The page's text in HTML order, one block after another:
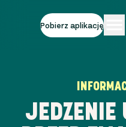
Pobierz aplikację
JEDZENIE